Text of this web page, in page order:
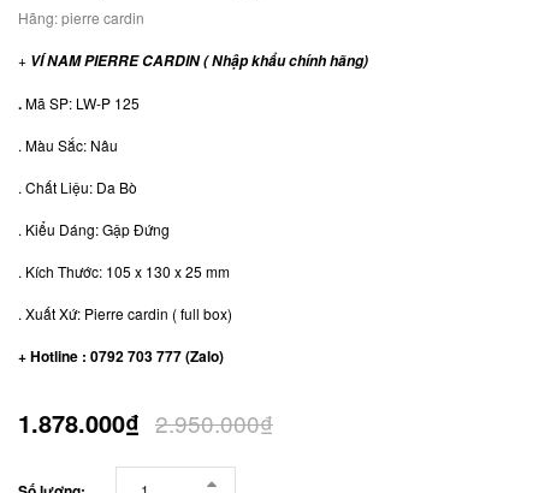
Hãng:pierre cardin
+ VÍ NAM PIERRE CARDIN ( Nhập khẩu chính hãng)
.Mã SP: LW-P 125
. Màu Sắc: Nâu
. Chất Liệu: Da Bò
. Kiểu Dáng: Gập Đứng
. Kích Thước: 105 x 130 x 25 mm
. Xuất Xứ: Pierre cardin ( full box)
+ Hotline : 0792 703 777 (Zalo)
1.878.000₫ 2.950.000₫